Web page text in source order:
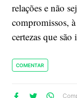
relações e não
compromissos,
certezas que são
COMENTAR